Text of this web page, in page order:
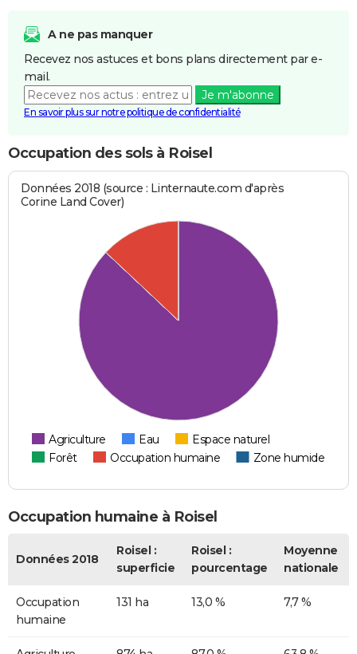
A ne pas manquer
Recevez nos astuces et bons plans directement par e-
mail.
Je m'abonne
En savoir plus sur notre politique de confidentialité
Occupation des sols à Roisel
Données 2018 (source : Linternaute.com d'après
Corine Land Cover)
Agriculture Eau
Espace naturel
Forêt
Occupation humaine Zone humide
Occupation humaine à Roisel
Données 2018
Roisel :
superficie
Roisel :
pourcentage
Moyenne
nationale
Occupation
humaine
131 ha 13,0 % 7,7 %